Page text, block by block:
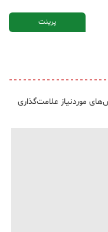
پرینت
موردنیاز علامت‌گذاری